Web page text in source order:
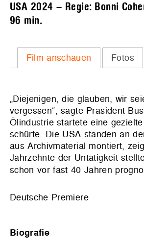
USA 2024 – Regie: Bonni
96 min.
Film anschauen Fotos
„Diejenigen, die glauben, wir
vergessen“, sagte Präsident
Ölindustrie startete eine
schürte. Die USA standen an
aus Archivmaterial montiert,
Jahrzehnte der Untätigkeit
schon vor fast 40 Jahren
Deutsche Premiere
Biografie